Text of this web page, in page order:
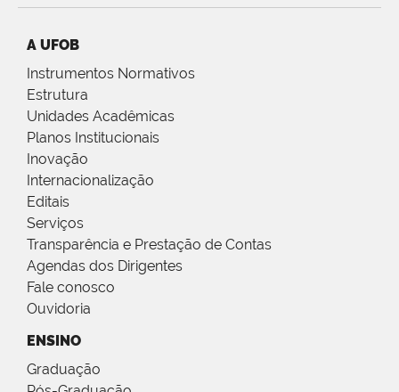
A UFOB
Instrumentos Normativos
Estrutura
Unidades Acadêmicas
Planos Institucionais
Inovação
Internacionalização
Editais
Serviços
Transparência e Prestação de Contas
Agendas dos Dirigentes
Fale conosco
Ouvidoria
ENSINO
Graduação